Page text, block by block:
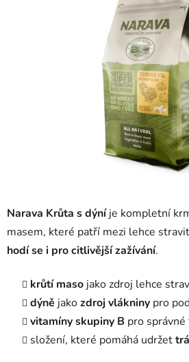
Narava Krůta s dýníje kompletní
masem, které patří mezi lehce
hodí se i pro citlivější zažívání.
krůtí maso jako zdroj lehce
dýně jakozdroj vlákniny pro
vitamíny skupiny B pro
složení, které pomáhá udržet